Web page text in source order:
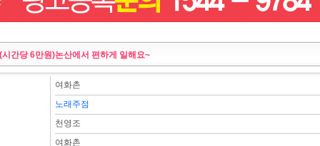
(시간당 6만원)논산에서 편하게 일해요~
여화촌
노래주점
천영조
여화촌